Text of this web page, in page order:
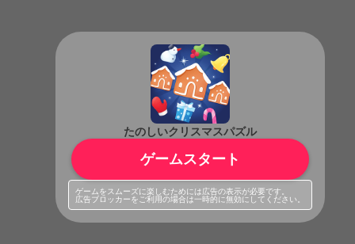
たのしいクリスマスパズル
ゲームスタート
ゲームをスムーズに楽しむためには広告の表示が必要です。
広告ブロッカーをご利用の場合は一時的に無効にしてください。